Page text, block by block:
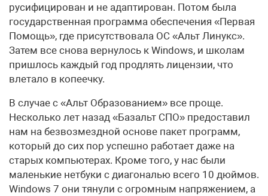
русифицирован и не адаптирован. Потом была
государственная программа обеспечения «Первая
Помощь», где присутствовала ОС «Альт Линукс».
Затем все снова вернулось к Windows, и школам
пришлось каждый год продлять лицензии, что
влетало в копеечку.
В случае с «Альт Образованием» все проще.
Несколько лет назад «Базальт СПО» предоставил
нам на безвозмездной основе пакет программ,
который до сих пор успешно работает даже на
старых компьютерах. Кроме того, у нас были
маленькие нетбуки с диагональю всего 10 дюймов.
Windows 7 они тянули с огромным напряжением, а